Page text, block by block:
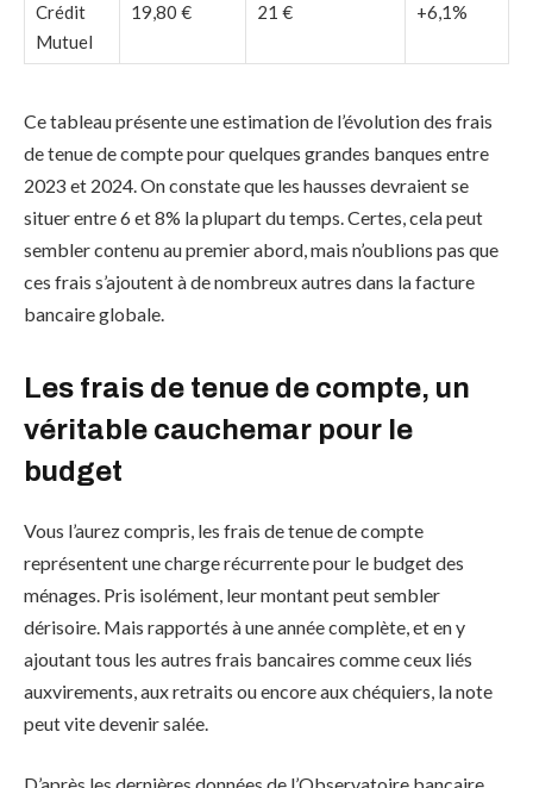
Crédit
Mutuel
19,80 € 21 € +6,1%
Ce tableau présente une estimation de l’évolution des frais
de tenue de compte pour quelques grandes banques entre
2023 et 2024. On constate que les hausses devraient se
situer entre 6 et 8% la plupart du temps. Certes, cela peut
sembler contenu au premier abord, mais n’oublions pas que
ces frais s’ajoutent à de nombreux autres dans la facture
bancaire globale.
Les frais de tenue de compte, un
véritable cauchemar pour le
budget
Vous l’aurez compris, les frais de tenue de compte
représentent une charge récurrente pour le budget des
ménages. Pris isolément, leur montant peut sembler
dérisoire. Mais rapportés à une année complète, et en y
ajoutant tous les autres frais bancaires comme ceux liés
auxvirements, aux retraits ou encore aux chéquiers, la note
peut vite devenir salée.